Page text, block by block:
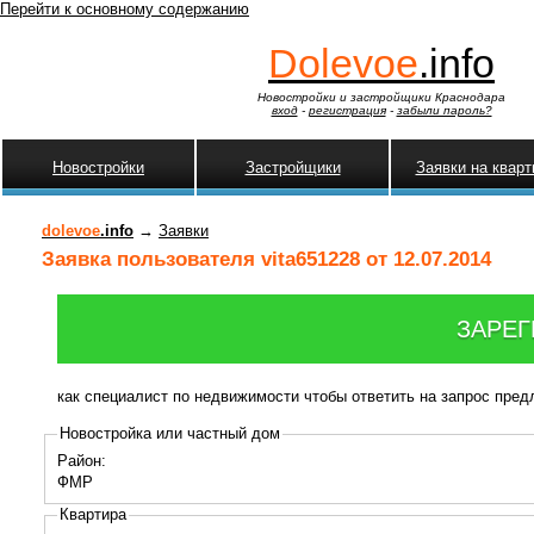
Перейти к основному содержанию
Dolevoe.info
Новостройки и застройщики Краснодара
вход- регистрация- забыли пароль?
Новостройки Застройщики Заявки на
dolevoe.info → Заявки
Заявка пользователя vita651228 от 12.07.2014
как специалист по недвижимости чтобы ответить на запрос
Новостройка или частный дом
Район:
ФМР
Квартира